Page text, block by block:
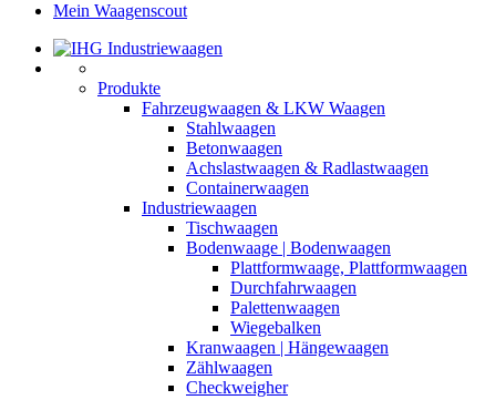
Mein Waagenscout
Produkte
Fahrzeugwaagen & LKW Waagen
Stahlwaagen
Betonwaagen
Achslastwaagen & Radlastwaagen
Containerwaagen
Industriewaagen
Tischwaagen
Bodenwaage | Bodenwaagen
Plattformwaage, Plattformwaagen
Durchfahrwaagen
Palettenwaagen
Wiegebalken
Kranwaagen | Hängewaagen
Zählwaagen
Checkweigher